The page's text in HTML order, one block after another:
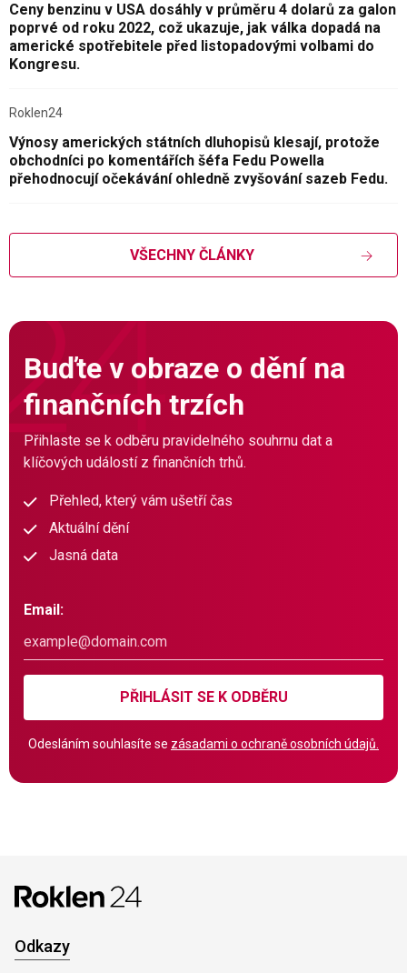
Ceny benzinu v USA dosáhly v průměru 4 dolarů za galon
poprvé od roku 2022, což ukazuje, jak válka dopadá na
americké spotřebitele před listopadovými volbami do
Kongresu.
Roklen24
Výnosy amerických státních dluhopisů klesají, protože
obchodníci po komentářích šéfa Fedu Powella
přehodnocují očekávání ohledně zvyšování sazeb Fedu.
VŠECHNY ČLÁNKY
Buďte v obraze o dění na
finančních trzích
Přihlaste se k odběru pravidelného souhrnu dat a
klíčových událostí z finančních trhů.
Přehled, který vám ušetří čas
Aktuální dění
Jasná data
Email:
PŘIHLÁSIT SE K ODBĚRU
Odesláním souhlasíte se zásadami o ochraně osobních údajů.
Odkazy